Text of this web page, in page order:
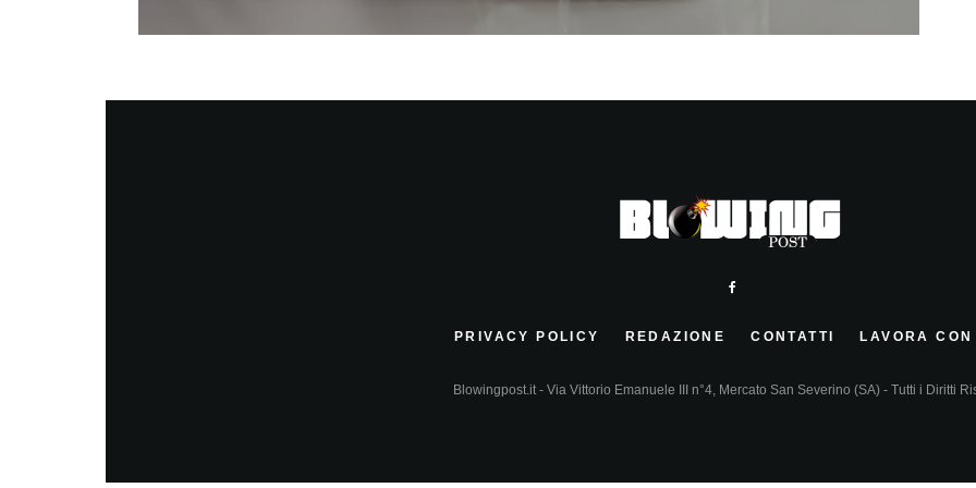
PRIVACY POLICY REDAZIONE CONTATTI LAVORA CON
Blowingpost.it - Via Vittorio Emanuele III n°4, Mercato San Severino (SA) - Tutti i Diritti